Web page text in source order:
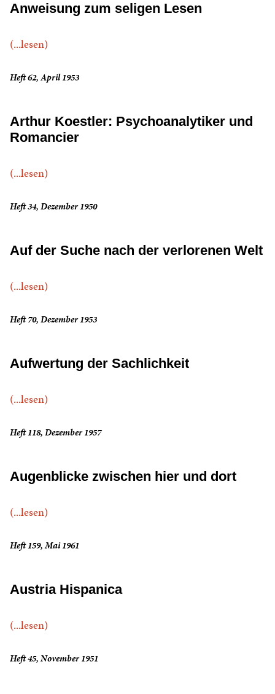
Anweisung zum seligen Lesen
(...lesen)
Heft 62, April 1953
Arthur Koestler: Psychoanalytiker und
Romancier
(...lesen)
Heft 34, Dezember 1950
Auf der Suche nach der verlorenen Welt
(...lesen)
Heft 70, Dezember 1953
Aufwertung der Sachlichkeit
(...lesen)
Heft 118, Dezember 1957
Augenblicke zwischen hier und dort
(...lesen)
Heft 159, Mai 1961
Austria Hispanica
(...lesen)
Heft 45, November 1951